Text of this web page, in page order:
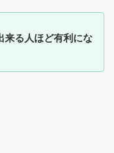
来る人ほど有利にな